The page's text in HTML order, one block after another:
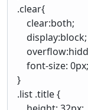
.clear{
clear:both;
display:block;
font-size: 0px;
}
.list .title {